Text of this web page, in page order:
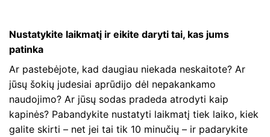
Nustatykite laikmatį ir eikite daryti tai, kas jums
patinka
Ar pastebėjote, kad daugiau niekada neskaitote? Ar
jūsų šokių judesiai aprūdijo dėl nepakankamo
naudojimo? Ar jūsų sodas pradeda atrodyti kaip
kapinės? Pabandykite nustatyti laikmatį tiek laiko, kiek
galite skirti – net jei tai tik 10 minučių – ir padarykite